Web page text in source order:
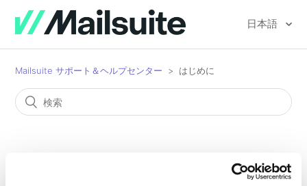
日本語
Mailsuite サポート＆ヘルプセンター はじめに